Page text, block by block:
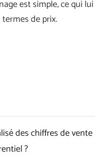
est simple, ce qui lui
de prix.
des chiffres de vente
?